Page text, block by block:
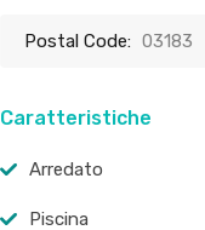
Postal Code: 03183
Caratteristiche
Arredato
Piscina